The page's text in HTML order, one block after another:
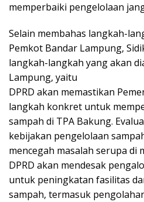
memperbaiki pengelolaan
Selain membahas langkah-
Pemkot Bandar Lampung,
langkah-langkah yang akan
Lampung, yaitu
DPRD akan memastikan
langkah konkret untuk
sampah di TPA Bakung.
kebijakan pengelolaan
mencegah masalah serupa di
DPRD akan mendesak
untuk peningkatan fasilitas
sampah, termasuk